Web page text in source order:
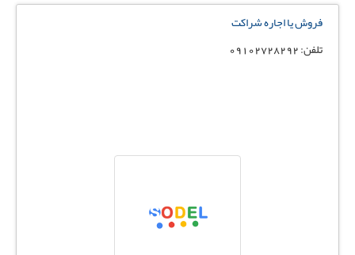
فروش يا اجاره شراکت
تلفن: 09102728292